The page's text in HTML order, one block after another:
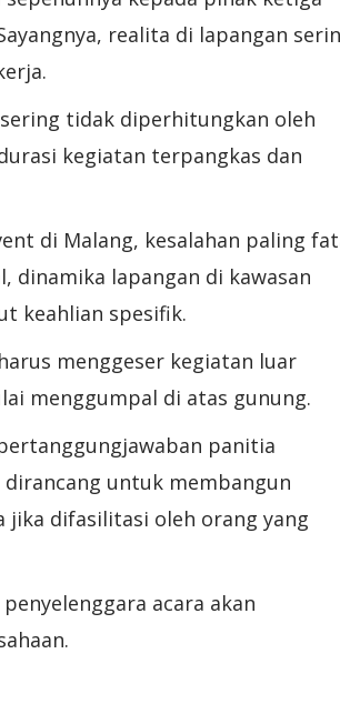
realita di lapangan
tidak diperhitungkan oleh
kegiatan terpangkas dan
di Malang, kesalahan paling
dinamika lapangan di kawasan
keahlian spesifik.
menggeser kegiatan luar
menggumpal di atas gunung.
panitia
dirancang untuk membangun
jika difasilitasi oleh orang yang
acara akan